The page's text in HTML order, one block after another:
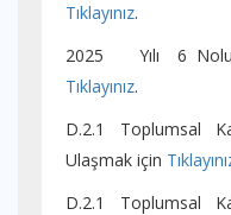
Tıklayınız.
2025 Yılı 6 Nolu
Tıklayınız.
D.2.1 Toplumsal
Ulaşmak için
D.2.1 Toplumsal